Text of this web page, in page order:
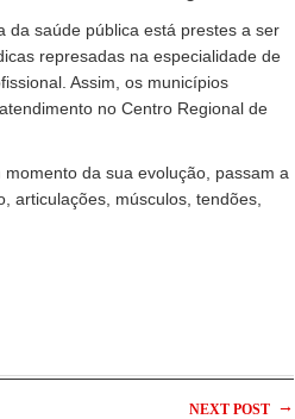
da saúde pública está prestes a ser
represadas na especialidade de
Assim, os municípios
no Centro Regional de
da sua evolução, passam a
articulações, músculos, tendões,
NEXT POST →